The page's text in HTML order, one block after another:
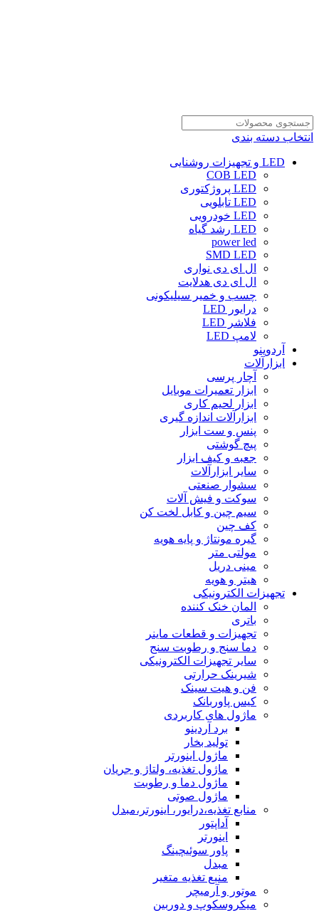
انتخاب دسته بندی
LED و تجهیزات روشنایی
COB LED
LED پروژکتوری
LED تابلویی
LED خودرویی
LED رشد گیاه
power led
SMD LED
ال ای دی نواری
ال ای دی هدلایت
چسب و خمیر سیلیکونی
درایور LED
فلاشر LED
لامپ LED
آردوینو
ابزارآلات
آچار پرسی
ابزار تعمیرات موبایل
ابزار لحیم کاری
ابزارآلات اندازه گیری
پنس و ست ابزار
پیچ گوشتی
جعبه و کیف ابزار
سایر ابزارآلات
سشوار صنعتی
سوکت و فیش آلات
سیم چین و کابل لخت کن
کف چین
گیره مونتاژ و پایه هویه
مولتی متر
مینی دریل
هیتر و هویه
تجهیزات الکترونیکی
المان خنک کننده
باتری
تجهیزات و قطعات ماینر
دما سنج و رطوبت سنج
سایر تجهیزات الکترونیکی
شیرینک حرارتی
فن و هیت سینک
کیس پاوربانک
ماژول های کاربردی
برد آردینو
تولید بخار
ماژول اینورتر
ماژول تغذیه، ولتاژ و جریان
ماژول دما و رطوبت
ماژول صوتی
منابع تغذیه،درایور، اینورتر،مبدل
آداپتور
اینورتر
پاور سوئیچینگ
مبدل
منبع تغذیه متغیر
موتور و آرمیچر
میکروسکوپ و دوربین